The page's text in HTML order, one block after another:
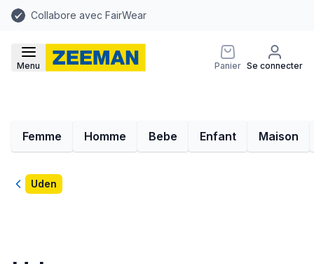
Collabore avec FairWear
Menu Panier Se connecter
Femme Homme Bebe Enfant Maison
Retour
Uden